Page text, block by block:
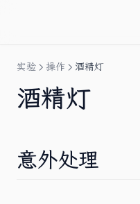
实验 操作 酒精灯
酒精灯
意外处理